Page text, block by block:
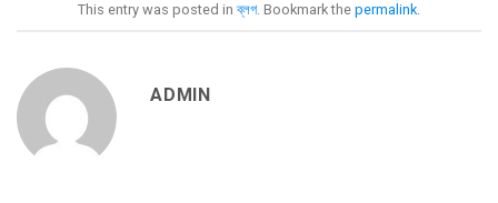
This entry was posted inব্লগ. Bookmark the permalink.
ADMIN